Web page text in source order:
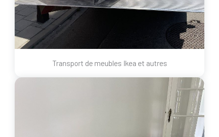
Transport de meubles Ikea et autres